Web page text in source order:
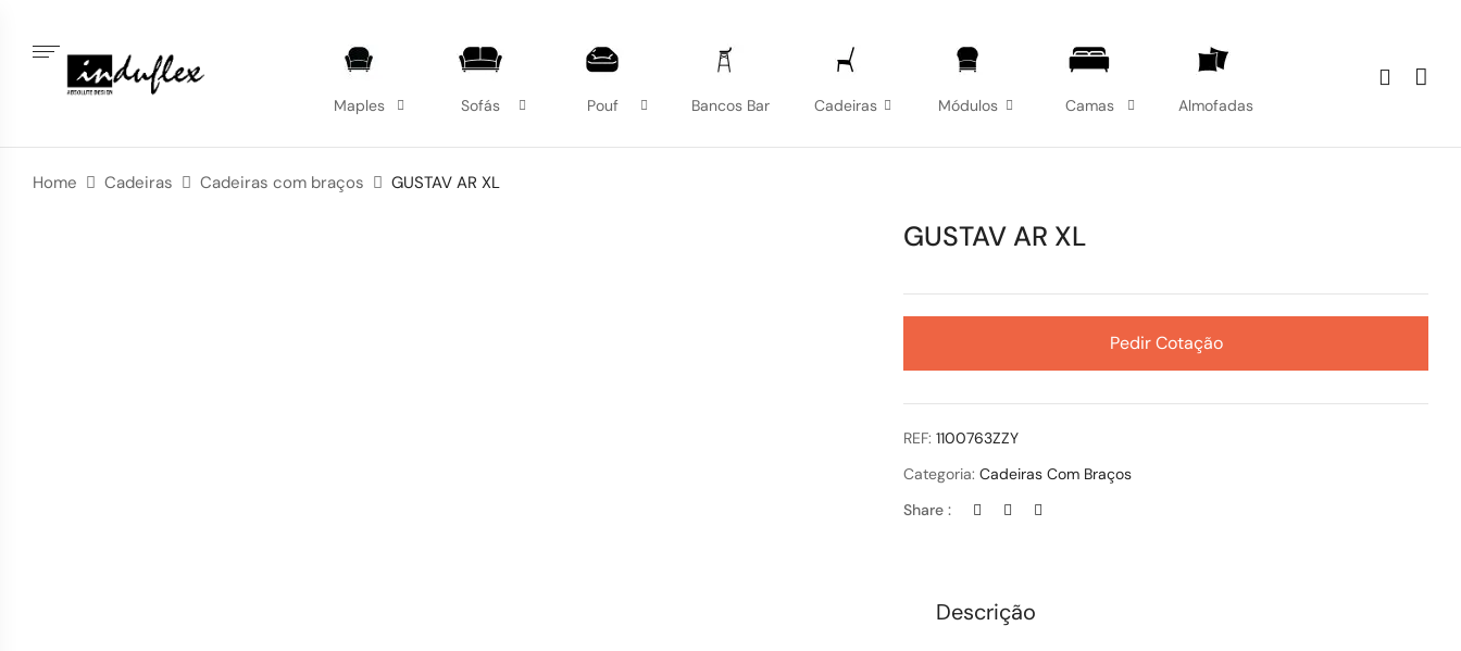
Maples Sofás Pouf Bancos Bar Cadeiras Módulos Camas Almofadas
Home Cadeiras Cadeiras com braços GUSTAV AR XL
GUSTAV AR XL
Pedir Cotação
REF:1100763ZZY
Categoria:Cadeiras Com Braços
Share :
Descrição